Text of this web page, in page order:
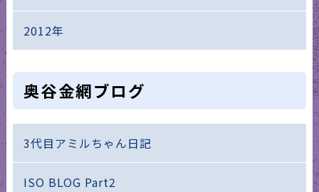
2012年
奥谷金網ブログ
3代目アミルちゃん日記
ISO BLOG Part2